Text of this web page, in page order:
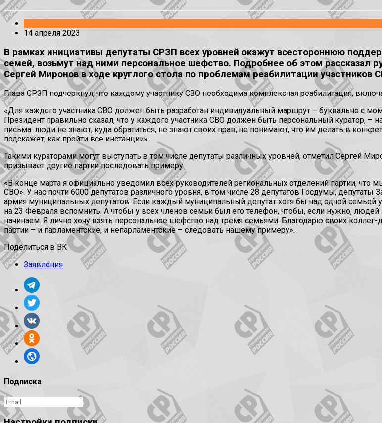
14 апреля 2023
В рамках инициативы депутаты СРЗП всех уровней окажут всестороннюю
семей, возьмут над ними персональное шефство. Подробнее об этом рассказал
Сергей Миронов в ходе круглого стола по проблемам реабилитации участников
Глава СРЗП подчеркнул, что каждому участнику СВО необходима комплексная реабилитация,
«Для каждого участника СВО должен быть разработан индивидуальный маршрут – буквально с
Президент правильно сказал, что у каждого участника СВО должен быть персональный куратор,
письма: люди не знают, куда обратиться, не знают своих прав, не понимают, что им делать в
подскажет, как пройти все инстанции».
Такими кураторами могут выступать в том числе депутаты различных уровней, отметил Сергей
призывает другие партии последовать примеру.
«В конце марта я официально уведомил всех руководителей региональных отделений партии,
СВО». У нас почти 6000 депутатов различного уровня, в том числе 28 депутатов Госдумы,
армия муниципальных депутатов. Если каждый муниципальный депутат хотя бы над одной семьей
на 23 Февраля вспомнить. А чтобы у всех членов семьи был его телефон, чтобы, если нужно,
начинаем. Я лично хочу взять персональное шефство над тремя семьями. Благодарю своих
партии – и парламентские, и непарламентские – следовать нашему примеру».
Поделиться в ВК
Заявления
Подписка